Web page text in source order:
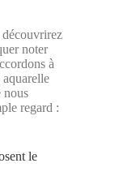
découvrirez
noter
à
aquarelle
nous
regard :
le